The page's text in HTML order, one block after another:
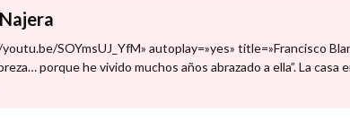
SOYmsUJ_YfM» autoplay=»yes» title=»Francisco
porque he vivido muchos años abrazado a ella”. La